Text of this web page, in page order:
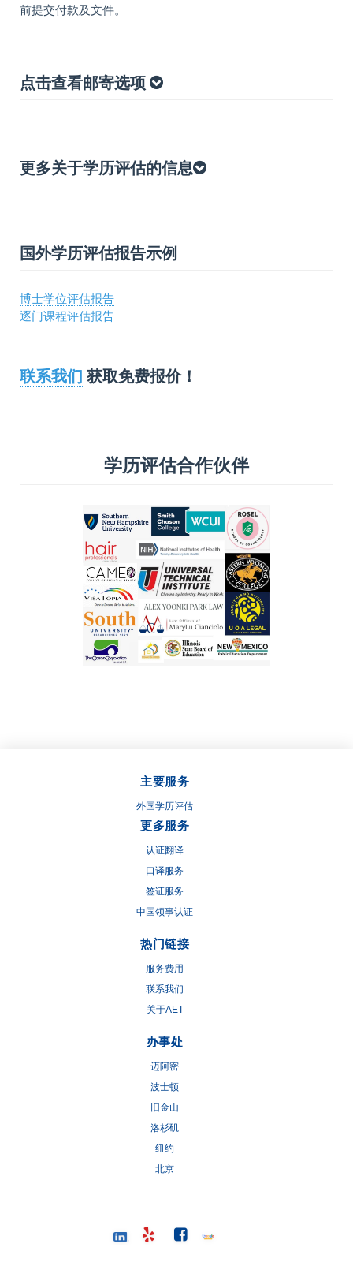
前提交付款及文件。
点击查看邮寄选项
更多关于学历评估的信息
国外学历评估报告示例
博士学位评估报告
逐门课程评估报告
联系我们 获取免费报价！
学历评估合作伙伴
主要服务
外国学历评估
更多服务
认证翻译
口译服务
签证服务
中国领事认证
热门链接
服务费用
联系我们
关于AET
办事处
迈阿密
波士顿
旧金山
洛杉矶
纽约
北京